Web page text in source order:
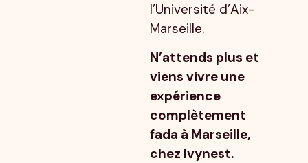
l’Université d’Aix-
Marseille.
N’attends plus et
viens vivre une
expérience
complètement
fada à Marseille,
chez Ivynest.